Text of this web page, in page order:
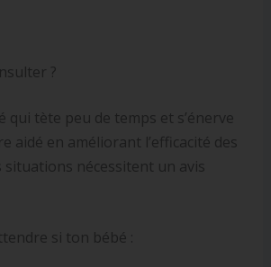
?
qui tète peu de temps et s’énerve
aidé en améliorant l’efficacité des
situations nécessitent un avis
si ton bébé :